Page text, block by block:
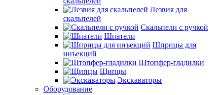
Лезвия для
скальпелей
Скальпели с ручкой
Шпатели
Шприцы для
инъекций
Штопфер-гладилки
Щипцы
Экскаваторы
Оборудование